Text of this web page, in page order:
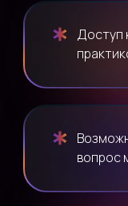
Доступ
вопрос